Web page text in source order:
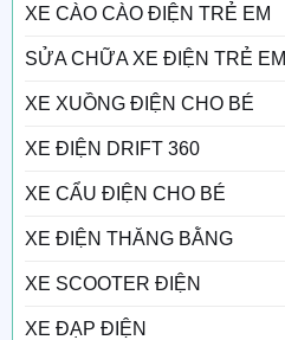
XE CÀO CÀO ĐIỆN TRẺ EM
SỬA CHỮA XE ĐIỆN TRẺ EM
XE XUỒNG ĐIỆN CHO BÉ
XE ĐIỆN DRIFT 360
XE CẨU ĐIỆN CHO BÉ
XE ĐIỆN THĂNG BẰNG
XE SCOOTER ĐIỆN
XE ĐẠP ĐIỆN